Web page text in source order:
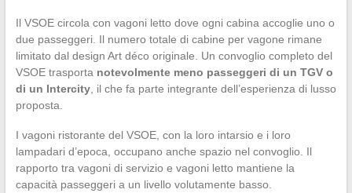
Il VSOE circola con vagoni letto dove ogni cabina accoglie uno o
due passeggeri. Il numero totale di cabine per vagone rimane
limitato dal design Art déco originale. Un convoglio completo del
VSOE trasporta notevolmente meno passeggeri di un TGV o
di un Intercity, il che fa parte integrante dell’esperienza di lusso
proposta.
I vagoni ristorante del VSOE, con la loro intarsio e i loro
lampadari d’epoca, occupano anche spazio nel convoglio. Il
rapporto tra vagoni di servizio e vagoni letto mantiene la
capacità passeggeri a un livello volutamente basso.